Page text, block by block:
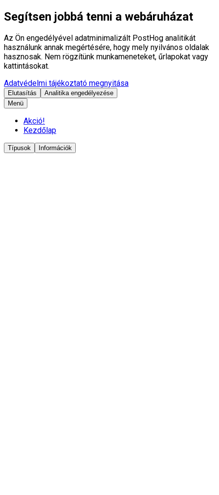
Segítsen jobbá tenni a webáruházat
Az Ön engedélyével adatminimalizált PostHog analitikát
használunk annak megértésére, hogy mely nyilvános oldalak
hasznosak. Nem rögzítünk munkameneteket, űrlapokat vagy
kattintásokat.
Adatvédelmi tájékoztató megnyitása
Elutasítás
Analitika engedélyezése
Menü
Akció!
Kezdőlap
Típusok Információk